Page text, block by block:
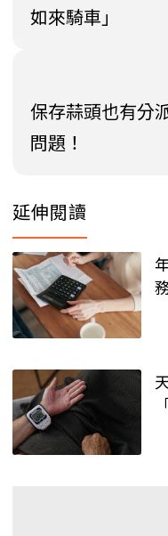
如來騎車」
保存蒜頭也有分
問題！
延伸閱讀